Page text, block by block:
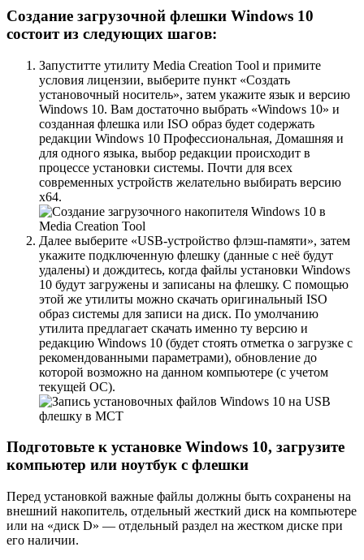
Создание загрузочной флешки Windows 10
состоит из следующих шагов:
Запуститте утилиту Media Creation Tool и примите
условия лицензии, выберите пункт «Создать
установочный носитель», затем укажите язык и версию
Windows 10. Вам достаточно выбрать «Windows 10» и
созданная флешка или ISO образ будет содержать
редакции Windows 10 Профессиональная, Домашняя и
для одного языка, выбор редакции происходит в
процессе установки системы. Почти для всех
современных устройств желательно выбирать версию
x64.
Далее выберите «USB-устройство флэш-памяти», затем
укажите подключенную флешку (данные с неё будут
удалены) и дождитесь, когда файлы установки Windows
10 будут загружены и записаны на флешку. С помощью
этой же утилиты можно скачать оригинальный ISO
образ системы для записи на диск. По умолчанию
утилита предлагает скачать именно ту версию и
редакцию Windows 10 (будет стоять отметка о загрузке с
рекомендованными параметрами), обновление до
которой возможно на данном компьютере (с учетом
текущей ОС).
Подготовьте к установке Windows 10, загрузите
компьютер или ноутбук с флешки
Перед установкой важные файлы должны быть сохранены на
внешний накопитель, отдельный жесткий диск на компьютере
или на «диск D» — отдельный раздел на жестком диске при
его наличии.